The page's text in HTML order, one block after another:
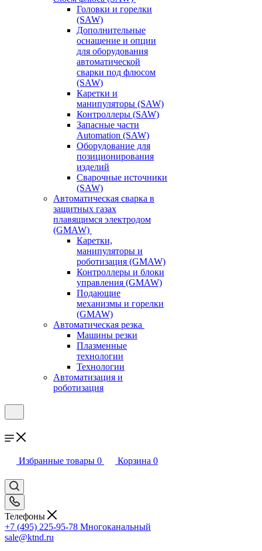
Головки и горелки
(SAW)
Дополнительные
оснащение и опции
для оборудования
автоматической
сварки под флюсом
(SAW)
Каретки и
манипуляторы (SAW)
Контроллеры (SAW)
Запасные части
Automation (SAW)
Оборудование для
позиционирования
изделий
Сварочные источники
(SAW)
Автоматическая сварка в
защитных газах
плавящимся электродом
(GMAW)
Каретки,
манипуляторы и
роботизация (GMAW)
Контроллеры и блоки
управления (GMAW)
Подающие
механизмы и горелки
(GMAW)
Автоматическая резка
Машины резки
Плазменные
технологии
Технологии
Автоматизация и
роботизация
Избранные товары 0 Корзина 0
Телефоны
+7 (495) 225-95-78 Многоканальный
sale@ktnd.ru